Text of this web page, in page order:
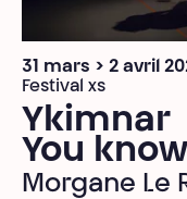
31 mars > 2 avril
Festival xs
Ykimnar
You
Morgane Le